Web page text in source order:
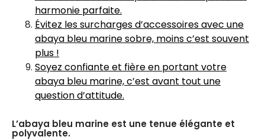
harmonie parfaite.
Évitez les surcharges d’accessoires avec une
abaya bleu marine sobre, moins c’est souvent
plus !
Soyez confiante et fière en portant votre
abaya bleu marine, c’est avant tout une
question d’attitude.
L’abaya bleu marine est une tenue élégante et
polyvalente.